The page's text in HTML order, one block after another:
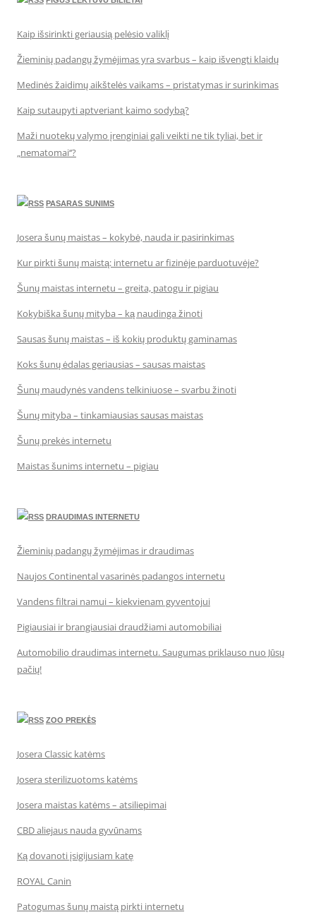
Kaip išsirinkti geriausią pelėsio valiklį
Žieminių padangų žymėjimas yra svarbus – kaip išvengti klaidų
Medinės žaidimų aikštelės vaikams – pristatymas ir surinkimas
Kaip sutaupyti aptveriant kaimo sodybą?
Maži nuotekų valymo įrenginiai gali veikti ne tik tyliai, bet ir
„nematomai‘‘?
PASARAS SUNIMS
Josera šunų maistas – kokybė, nauda ir pasirinkimas
Kur pirkti šunų maistą: internetu ar fizinėje parduotuvėje?
Šunų maistas internetu – greita, patogu ir pigiau
Kokybiška šunų mityba – ką naudinga žinoti
Sausas šunų maistas – iš kokių produktų gaminamas
Koks šunų ėdalas geriausias – sausas maistas
Šunų maudynės vandens telkiniuose – svarbu žinoti
Šunų mityba – tinkamiausias sausas maistas
Šunų prekės internetu
Maistas šunims internetu – pigiau
DRAUDIMAS INTERNETU
Žieminių padangų žymėjimas ir draudimas
Naujos Continental vasarinės padangos internetu
Vandens filtrai namui – kiekvienam gyventojui
Pigiausiai ir brangiausiai draudžiami automobiliai
Automobilio draudimas internetu. Saugumas priklauso nuo Jūsų
pačių!
ZOO PREKĖS
Josera Classic katėms
Josera sterilizuotoms katėms
Josera maistas katėms – atsiliepimai
CBD aliejaus nauda gyvūnams
Ką dovanoti įsigijusiam katę
ROYAL Canin
Patogumas šunų maistą pirkti internetu